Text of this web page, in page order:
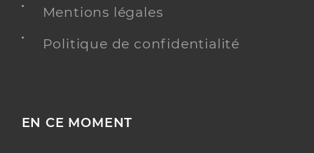
Mentions légales
Politique de confidentialité
EN CE MOMENT